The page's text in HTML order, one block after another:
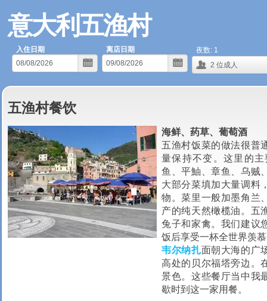
意大利五渔村
入住日期
离店日期
2 位成人
夜数: 1
五渔村餐饮
海鲜、药草、葡萄酒
五渔村饭菜的做法很普
量保持不变。这里的
鱼、平鮋、章鱼、乌贼
大部分菜填加大量调料
物。菜里一般加墨角兰
产的纯天然橄榄油。五
兔子和家禽。我们建议
饭后享受一杯全世界羡
韦尔纳扎面朝大海的广
高处的贝尔福塔旁边。
景色。这些餐厅当中我
歇时到这一家用餐。